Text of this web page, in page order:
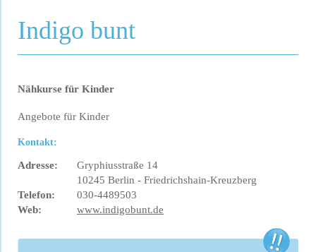
Indigo bunt
Nähkurse für Kinder
Angebote für Kinder
Kontakt:
Adresse:
Gryphiusstraße 14
10245 Berlin - Friedrichshain-Kreuzberg
Telefon:
030-4489503
Web:
www.indigobunt.de